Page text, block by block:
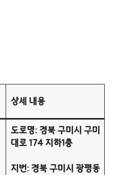
상세 내용
도로명: 경북 구미시 구미
대로 174 지하1층
지번: 경북 구미시 광평동